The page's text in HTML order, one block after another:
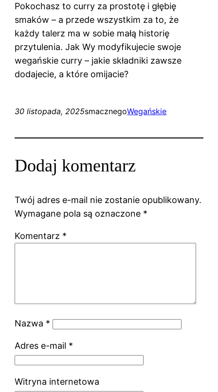
Pokochasz to curry za prostotę i głębię
smaków – a przede wszystkim za to, że
każdy talerz ma w sobie małą historię
przytulenia. Jak Wy modyfikujecie swoje
wegańskie curry – jakie składniki zawsze
dodajecie, a które omijacie?
30 listopada, 2025smacznegoWegańskie
Dodaj komentarz
Twój adres e-mail nie zostanie opublikowany.
Wymagane pola są oznaczone *
Komentarz *
Nazwa *
Adres e-mail *
Witryna internetowa